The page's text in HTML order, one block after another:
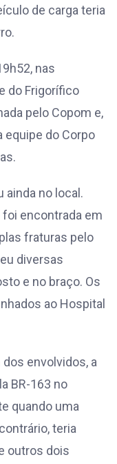
de carga teria
nas
do Frigorífico
pelo Copom e,
equipe do Corpo
ainda no local.
encontrada em
fraturas pelo
diversas
e no braço. Os
ao Hospital
envolvidos, a
BR-163 no
quando uma
teria
outros dois